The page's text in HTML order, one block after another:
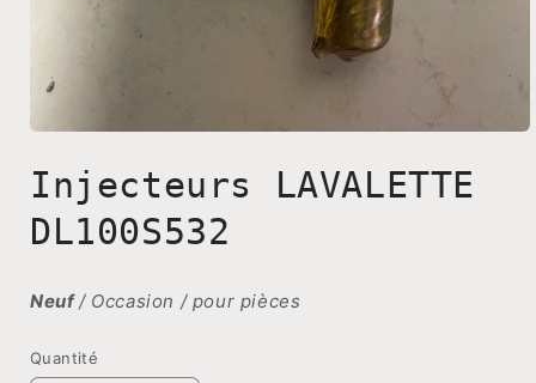
média
1
une
fenêtre
Injecteurs LAVALETTE
DL100S532
Neuf/ Occasion / pour pièces
Quantité